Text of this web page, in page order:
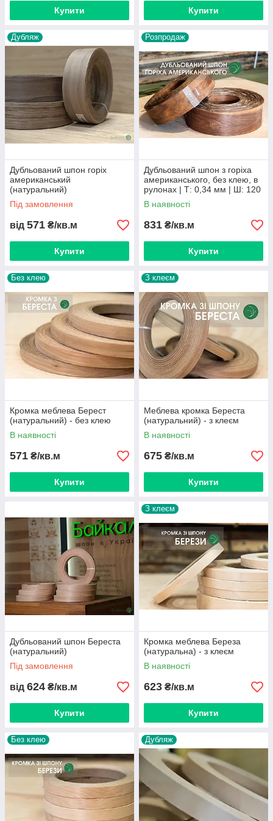
інші населені пункти відправляємо компаніями-
перевізниками.
Купити Купити
Дубляж
Дубльований шпон горіх
американський
(натуральний)
Під замовлення
від 571 ₴/кв.м
Купити
Розпродаж
Дубльований шпон з горіха
американського, без клею, в
рулонах | Т: 0,34 мм | Ш: 120
/ 140 / 160 мм
В наявності
831 ₴/кв.м
Купити
Без клею
Кромка меблева Берест
(натуральний) - без клею
В наявності
571 ₴/кв.м
Купити
З клеєм
Меблева кромка Береста
(натуральний) - з клеєм
В наявності
675 ₴/кв.м
Купити
Дубльований шпон Береста
(натуральний)
Під замовлення
від 624 ₴/кв.м
Купити
З клеєм
Кромка меблева Береза
(натуральна) - з клеєм
В наявності
623 ₴/кв.м
Купити
Без клею Дубляж